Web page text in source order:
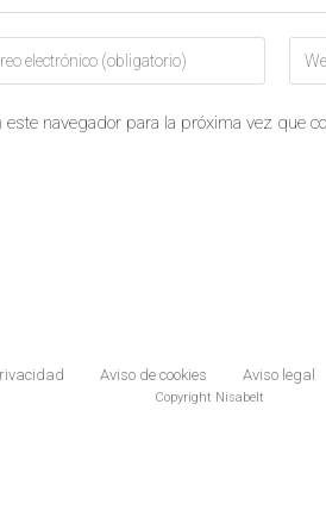
navegador para la próxima vez que
Aviso de cookies Aviso legal
Copyright Nisabelt